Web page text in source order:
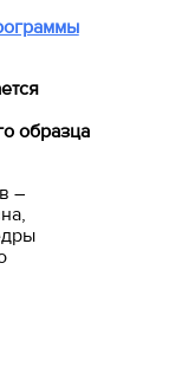
образца
–